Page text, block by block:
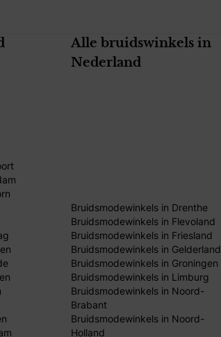
Alle bruidswinkels in
Nederland
Bruidsmodewinkels in Drenthe
Bruidsmodewinkels in Flevoland
Bruidsmodewinkels in Friesland
Bruidsmodewinkels in Gelderland
Bruidsmodewinkels in Groningen
Bruidsmodewinkels in Limburg
Bruidsmodewinkels in Noord-
Brabant
Bruidsmodewinkels in Noord-
Holland